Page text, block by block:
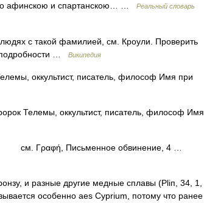
афинскою и спартанскою… …
Реальный словарь
с такой фамилией, см. Кроули. Проверить
…
Википедия
оккультист, писатель, философ Имя при
Телемы, оккультист, писатель, философ Имя
Γραφή, Письменное обвинение, 4 …
и разные другие медные сплавы (Рliп, 34, 1,
особенно aes Cyprium, потому что ранее